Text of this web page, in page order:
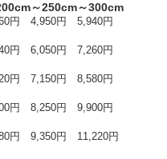
～250cm～300cm
円 4,950円 5,940円
円 6,050円 7,260円
円 7,150円 8,580円
円 8,250円 9,900円
円 9,350円 11,220円